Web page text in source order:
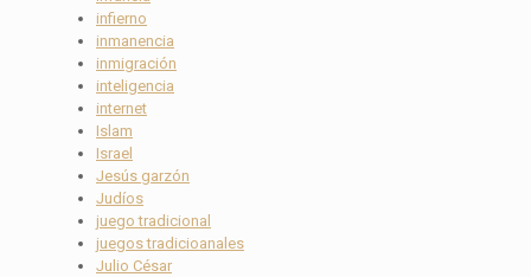
infierno
inmanencia
inmigración
inteligencia
internet
Islam
Israel
Jesús garzón
Judíos
juego tradicional
juegos tradicioanales
Julio César